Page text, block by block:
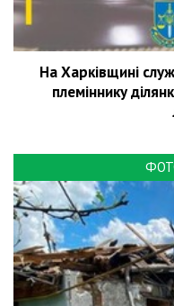
На Харківщині
племіннику